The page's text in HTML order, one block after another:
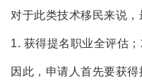
对于此类技术移民来说，
1. 获得提名职业全评估
因此，申请人首先要获